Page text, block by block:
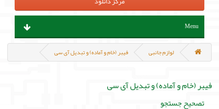
Menu
ابزار آلات و تجهیزات
سنسور و ماژول
لوازم جانبی فیبر (خام و آماده) و تبدیل آی سی
فیبر (خام و آماده) و تبدیل آی سی
تصحیح جستجو